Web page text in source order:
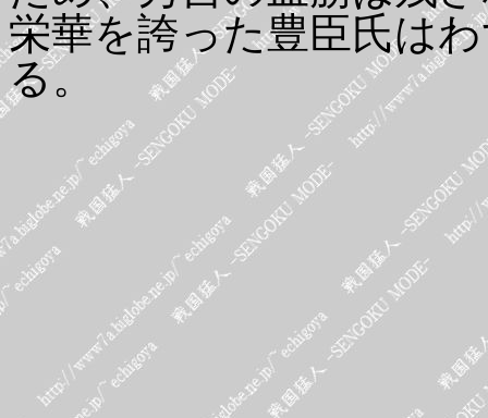
栄華を誇った豊臣氏は
る。